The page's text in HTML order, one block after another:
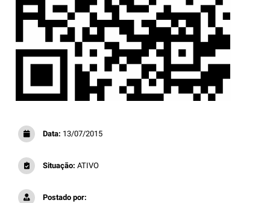
Data: 13/07/2015
Situação: ATIVO
Postado por: